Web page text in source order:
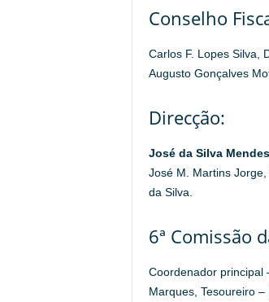
Conselho
Carlos F. Lopes Silva,
Augusto Gonçalves
Direcção:
José da Silva Mendes
José M. Martins
da Silva.
6ª Comissão
Coordenador principal
Marques, Tesoureiro